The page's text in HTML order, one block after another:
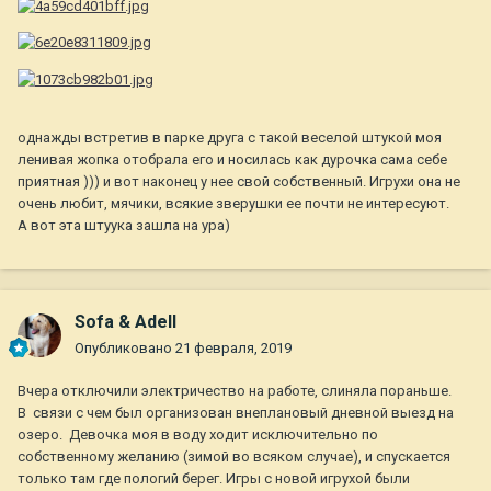
однажды встретив в парке друга с такой веселой штукой моя
ленивая жопка отобрала его и носилась как дурочка сама себе
приятная ))) и вот наконец у нее свой собственный. Игрухи она не
очень любит, мячики, всякие зверушки ее почти не интересуют.
А вот эта штуука зашла на ура)
Sofa & Adell
Опубликовано 21 февраля, 2019
Вчера отключили электричество на работе, слиняла пораньше.
В связи с чем был организован внеплановый дневной выезд на
озеро. Девочка моя в воду ходит исключительно по
собственному желанию (зимой во всяком случае), и спускается
только там где пологий берег. Игры с новой игрухой были